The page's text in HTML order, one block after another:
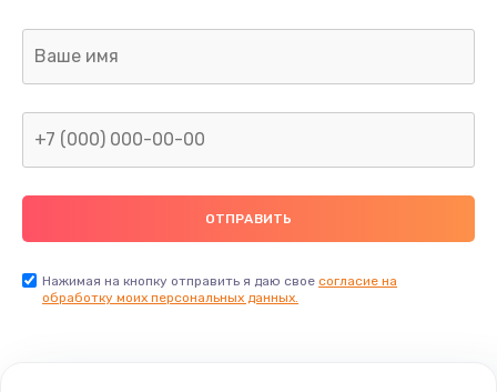
Нажимая на кнопку отправить я даю свое согласие на
обработку моих персональных данных.